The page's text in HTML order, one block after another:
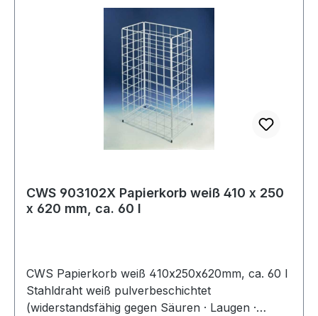
CWS 903102X Papierkorb weiß 410 x 250
x 620 mm, ca. 60 l
CWS Papierkorb weiß 410x250x620mm, ca. 60 l
Stahldraht weiß pulverbeschichtet
(widerstandsfähig gegen Säuren · Laugen ·